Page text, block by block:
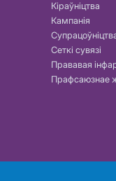
Кіраўніцтва
Кампанія
Сеткі сувязі
Прававая
Прафсаюзнае